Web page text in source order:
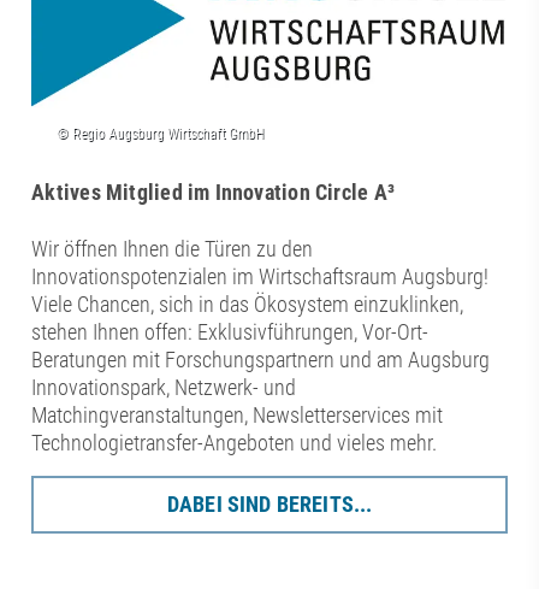
Aktives Mitglied im Innovation Circle A³
Wir öffnen Ihnen die Türen zu den
Innovationspotenzialen im Wirtschaftsraum Augsburg!
Viele Chancen, sich in das Ökosystem einzuklinken,
stehen Ihnen offen: Exklusivführungen, Vor-Ort-
Beratungen mit Forschungspartnern und am Augsburg
Innovationspark, Netzwerk- und
Matchingveranstaltungen, Newsletterservices mit
Technologietransfer-Angeboten und vieles mehr.
DABEI SIND BEREITS...